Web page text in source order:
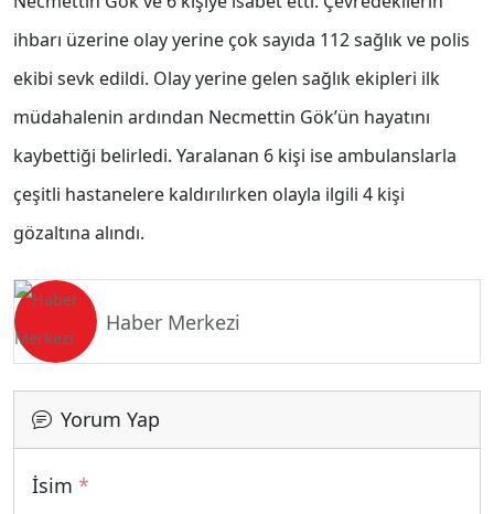
ihbarı üzerine olay yerine çok sayıda 112 sağlık ve polis
ekibi sevk edildi. Olay yerine gelen sağlık ekipleri ilk
müdahalenin ardından Necmettin Gök’ün hayatını
kaybettiği belirledi. Yaralanan 6 kişi ise ambulanslarla
çeşitli hastanelere kaldırılırken olayla ilgili 4 kişi
gözaltına alındı.
Haber Merkezi
Yorum Yap
İsim *